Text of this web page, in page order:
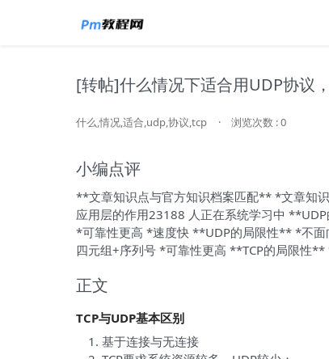
[转帖]什么情况下适合用UDP协议
什么,情况,适合,udp,协议,tcp · 浏览次数 : 0
小编点评
**文章知识点与官方知识档案匹配** *文章知
应用层的作用23188 人正在系统学习中
*可靠性更高 *速度快 **UDP的局限性** *不
四元组+序列号 *可靠性更高 **TCP的局限性
正文
TCP与UDP基本区别
基于连接与无连接